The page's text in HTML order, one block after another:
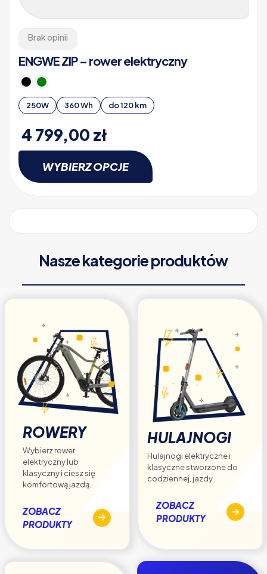
Brak opinii
ENGWE ZIP – rower elektryczny
250W 360 Wh do 120 km
4 799,00 zł
WYBIERZ OPCJE
można
na
Nasze kategorie produktów
ROWERY
Wybierz rower
elektryczny lub
klasyczny i ciesz się
komfortową jazdą.
ZOBACZ
PRODUKTY
HULAJNOGI
Hulajnogi elektryczne i
klasyczne stworzone do
codziennej, jazdy.
ZOBACZ
PRODUKTY